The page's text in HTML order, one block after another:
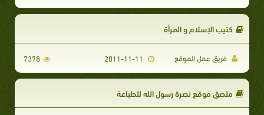
كتيب الإسلام و المرأة
فريق عمل الموقع 7378
ملصق موقع نصرة رسول الله للطباعة